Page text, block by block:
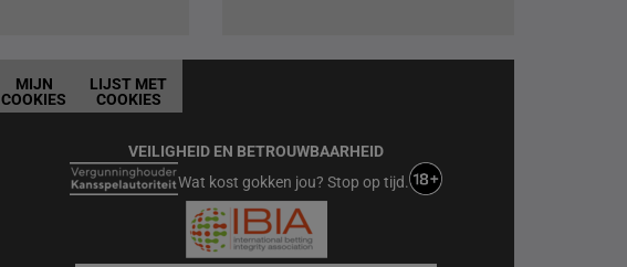
MIJN
COOKIES
LIJST MET
COOKIES
VEILIGHEID EN BETROUWBAARHEID
Wat kost gokken jou? Stop op tijd.